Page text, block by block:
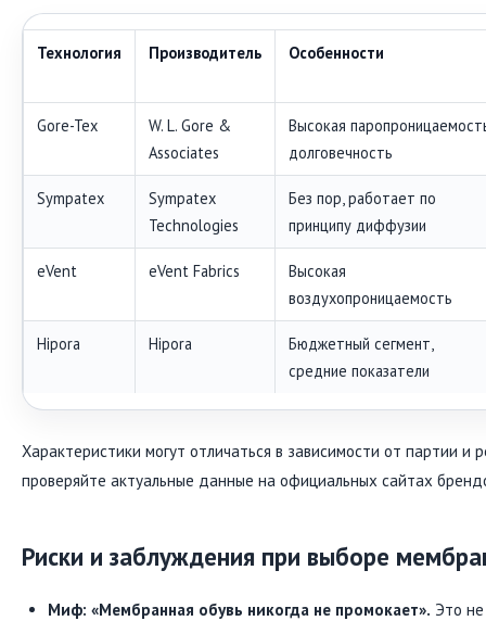
Технология Производитель Особенности
Gore-Tex
W. L. Gore &
Associates
Высокая
долговечность
Sympatex
Sympatex
Technologies
Без пор, работает по
принципу диффузии
eVent eVent Fabrics
Высокая
воздухопроницаемость
Hipora Hipora
Бюджетный сегмент,
средние показатели
Характеристики могут отличаться в зависимости от партии и
проверяйте актуальные данные на официальных сайтах
Риски и заблуждения при выборе
Миф: «Мембранная обувь никогда не промокает». Это